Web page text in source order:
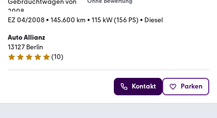
EZ 04/2008• 145.600 km • 115 kW (156 PS) • Diesel
Auto Allianz
13127 Berlin
4.8 Sterne
(10)
Kontakt Parken